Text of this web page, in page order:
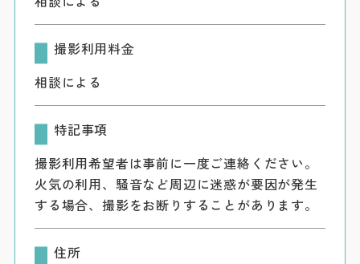
撮影利用料金
相談による
特記事項
撮影利用希望者は事前に一度ご連絡ください。
火気の利用、騒音など周辺に迷惑が要因が発生
する場合、撮影をお断りすることがあります。
住所